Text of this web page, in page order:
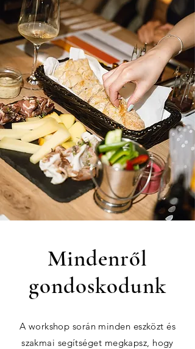
Mindenről
gondoskodunk
A workshop során minden eszközt és
szakmai segítséget megkapsz, hogy